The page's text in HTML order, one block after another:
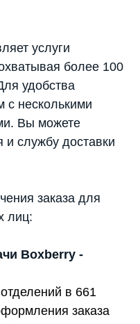
услуги
более 100
удобства
с несколькими
Вы можете
и службу доставки
заказа для
лиц:
Boxberry -
в 661
заказа